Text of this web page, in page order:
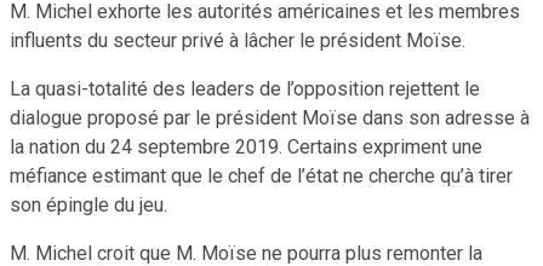
M. Michel exhorte les autorités américaines et les membres
influents du secteur privé à lâcher le président Moïse.
La quasi-totalité des leaders de l’opposition rejettent le
dialogue proposé par le président Moïse dans son adresse à
la nation du 24 septembre 2019. Certains expriment une
méfiance estimant que le chef de l’état ne cherche qu’à tirer
son épingle du jeu.
M. Michel croit que M. Moïse ne pourra plus remonter la